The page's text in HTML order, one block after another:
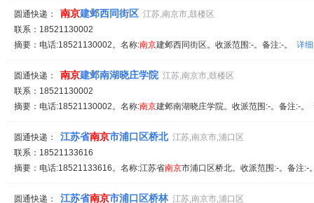
圆通快递： 南京建邺西同街区 江苏,南京市,鼓楼区
联系：18521130002
摘要：电话:18521130002。名称:南京建邺西同街区。收派范围:-。备注:-。 详
圆通快递： 南京建邺南湖晓庄学院 江苏,南京市,鼓楼区
联系：18521130002
摘要：电话:18521130002。名称:南京建邺南湖晓庄学院。收派范围:-。备注:-。
圆通快递： 江苏省南京市浦口区桥北 江苏,南京市,浦口区
联系：18521133616
摘要：电话:18521133616。名称:江苏省南京市浦口区桥北。收派范围:-。备注
圆通快递： 江苏省南京市浦口区桥林 江苏,南京市,浦口区